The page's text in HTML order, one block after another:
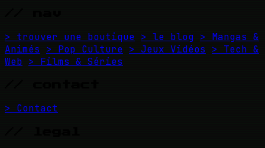
> trouver une boutique > le blog > Mangas &
Animés
> Pop Culture > Jeux Vidéos
> Tech &
Web > Films & Séries
> Contact